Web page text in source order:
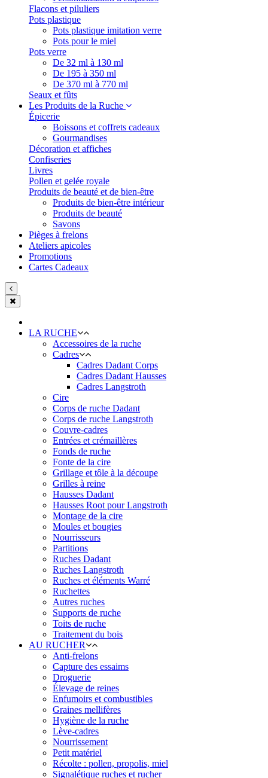
Flacons et piluliers
Pots plastique
Pots plastique imitation verre
Pots pour le miel
Pots verre
De 32 ml à 130 ml
De 195 à 350 ml
De 370 ml à 770 ml
Seaux et fûts
Les Produits de la Ruche
Épicerie
Boissons et coffrets cadeaux
Gourmandises
Décoration et affiches
Confiseries
Livres
Pollen et gelée royale
Produits de beauté et de bien-être
Produits de bien-être intérieur
Produits de beauté
Savons
Pièges à frelons
Ateliers apicoles
Promotions
Cartes Cadeaux
LA RUCHE
Accessoires de la ruche
Cadres
Cadres Dadant Corps
Cadres Dadant Hausses
Cadres Langstroth
Cire
Corps de ruche Dadant
Corps de ruche Langstroth
Couvre-cadres
Entrées et crémaillères
Fonds de ruche
Fonte de la cire
Grillage et tôle à la découpe
Grilles à reine
Hausses Dadant
Hausses Root pour Langstroth
Montage de la cire
Moules et bougies
Nourrisseurs
Partitions
Ruches Dadant
Ruches Langstroth
Ruches et éléments Warré
Ruchettes
Autres ruches
Supports de ruche
Toits de ruche
Traitement du bois
AU RUCHER
Anti-frelons
Capture des essaims
Droguerie
Élevage de reines
Enfumoirs et combustibles
Graines mellifères
Hygiène de la ruche
Lève-cadres
Nourrissement
Petit matériel
Récolte : pollen, propolis, miel
Signalétique ruches et rucher